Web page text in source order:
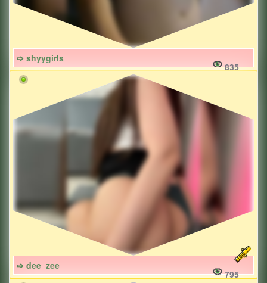
➩ shyygirls
835
➩ dee_zee
795